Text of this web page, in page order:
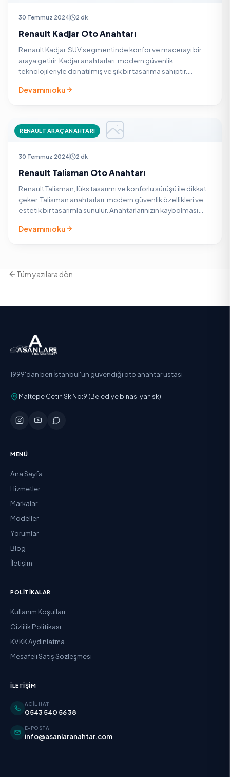
30 Temmuz 2024 2 dk
Renault Kadjar Oto Anahtarı
Renault Kadjar, SUV segmentinde konfor ve macerayı bir
araya getirir. Kadjar anahtarları, modern güvenlik
teknolojileriyle donatılmış ve şık bir tasarıma sahiptir.
Devamını oku
RENAULT ARAÇ ANAHTARI
30 Temmuz 2024 2 dk
Renault Talisman Oto Anahtarı
Renault Talisman, lüks tasarımı ve konforlu sürüşü ile dikkat
çeker. Talisman anahtarları, modern güvenlik özellikleri ve
estetik bir tasarımla sunulur. Anahtarlarınızın kaybolması
Devamını oku
Tüm yazılara dön
1999'dan beri İstanbul'un güvendiği oto anahtar ustası
Maltepe Çetin Sk No:9 (Belediye binası yan sk)
MENÜ
Ana Sayfa
Hizmetler
Markalar
Modeller
Yorumlar
Blog
İletişim
POLITIKALAR
Kullanım Koşulları
Gizlilik Politikası
KVKK Aydınlatma
Mesafeli Satış Sözleşmesi
İLETIŞIM
ACIL HAT
0543 540 56 38
E-POSTA
info@asanlaranahtar.com